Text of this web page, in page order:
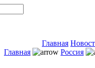
Главная
Главная Россия